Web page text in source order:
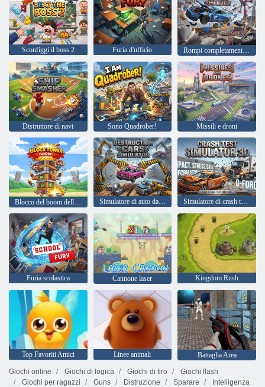
Sconfiggi il boss 2 Furia d'ufficio Rompi completamente la macchina
Distruttore di navi Sono Quadrober! Missili e droni
Blocco del boom della torre Simulatore di auto da distruzione Simulatore di crash test 3D
Furia scolastica Cannone laser Kingdom Rush
Top Favoriti Amici Linee animali
Battaglia Area
Giochi online
Giochi di logica Giochi di tiro
Giochi flash
Giochi per ragazzi
Guns Distruzione Sparare
Intelligenza